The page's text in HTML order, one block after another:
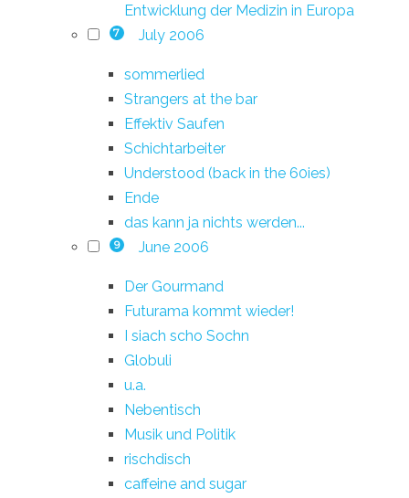
Entwicklung der Medizin in Europa
7 July 2006
sommerlied
Strangers at the bar
Effektiv Saufen
Schichtarbeiter
Understood (back in the 60ies)
Ende
das kann ja nichts werden...
9 June 2006
Der Gourmand
Futurama kommt wieder!
I siach scho Sochn
Globuli
u.a.
Nebentisch
Musik und Politik
rischdisch
caffeine and sugar